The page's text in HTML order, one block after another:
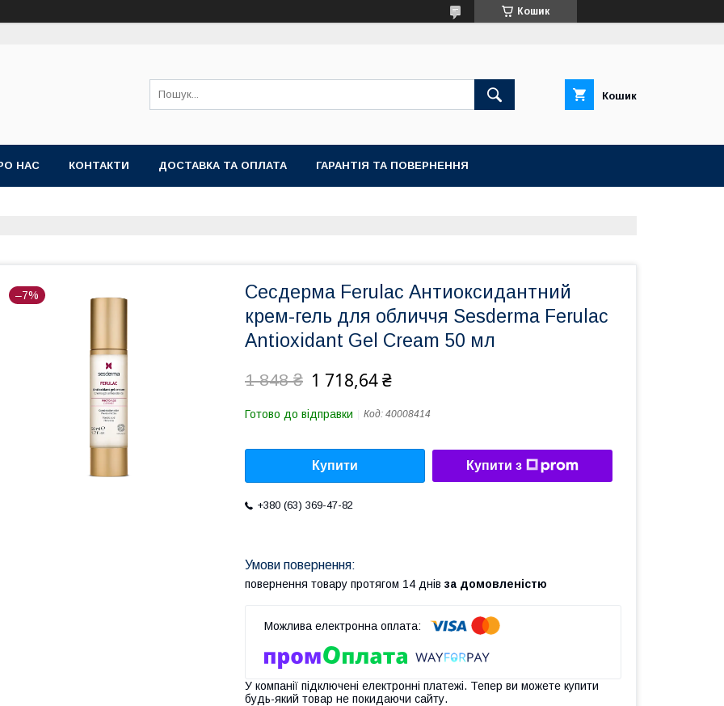
Кошик
Кошик
НАС КОНТАКТИ ДОСТАВКА ТА ОПЛАТА ГАРАНТІЯ ТА ПОВЕРНЕННЯ
–7%
Сесдерма Ferulac Антиоксидантний
крем-гель для обличчя Sesderma Ferulac
Antioxidant Gel Cream 50 мл
1 848 ₴ 1 718,64 ₴
Готово до відправки Код: 40008414
Купити Купити з
+380 (63) 369-47-82
повернення товару протягом 14 днів за домовленістю
У компанії підключені електронні платежі. Тепер ви можете купити
будь-який товар не покидаючи сайту.